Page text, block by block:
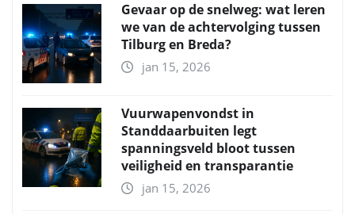
Gevaar op de snelweg: wat leren
we van de achtervolging tussen
Tilburg en Breda?
jan 15, 2026
Vuurwapenvondst in
Standdaarbuiten legt
spanningsveld bloot tussen
veiligheid en transparantie
jan 15, 2026